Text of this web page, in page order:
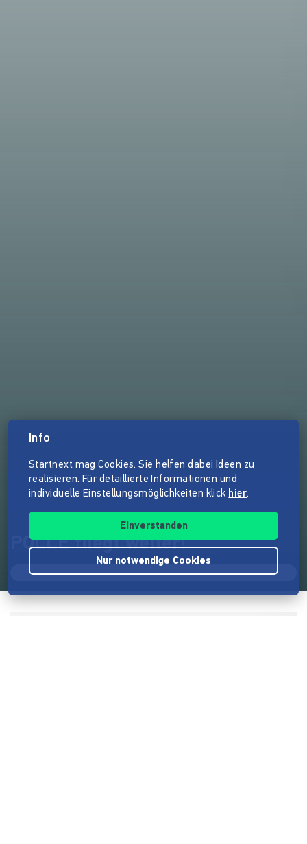
POLLE fliegt weiter!
Info
Startnext mag Cookies. Sie helfen dabei Ideen zu
realisieren. Für detaillierte Informationen und
individuelle Einstellungsmöglichkeiten klick hier.
Einverstanden
Nur notwendige Cookies